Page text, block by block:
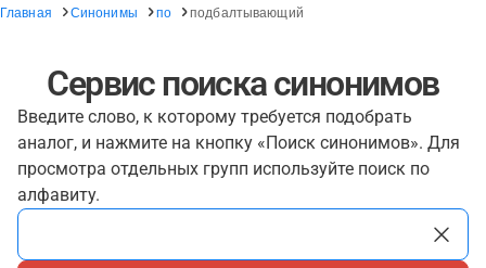
Главная Синонимы по подбалтывающий
Сервис поиска синонимов
Введите слово, к которому требуется подобрать
аналог, и нажмите на кнопку «Поиск синонимов». Для
просмотра отдельных групп используйте поиск по
алфавиту.